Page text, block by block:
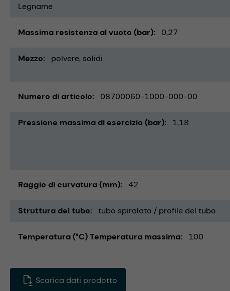
Legname
Massima resistenza al vuoto (bar) 0,27
Mezzo polvere solidi
Numero di articolo 08700060-1000-000-00
Pressione massima di esercizio (bar) 1,18
Raggio di curvatura (mm) 42
Struttura del tubo tubo spiralato / profile del tubo
Temperatura (°C) Temperatura massima 100
Scarica dati prodotto